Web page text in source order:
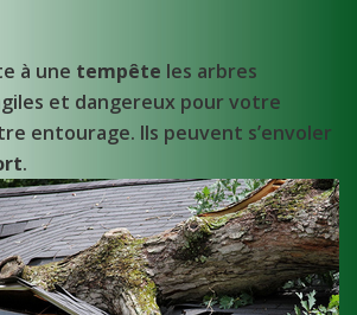
à une tempête les arbres
et dangereux pour votre
entourage. Ils peuvent s’envoler
.